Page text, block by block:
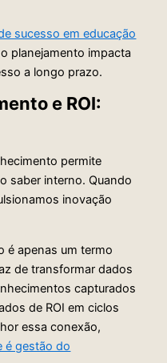
sucesso em educação
planejamento impacta
a longo prazo.
e ROI:
permite
saber interno. Quando
inovação
é apenas um termo
de transformar dados
capturados
de ROI em ciclos
essa conexão,
é gestão do